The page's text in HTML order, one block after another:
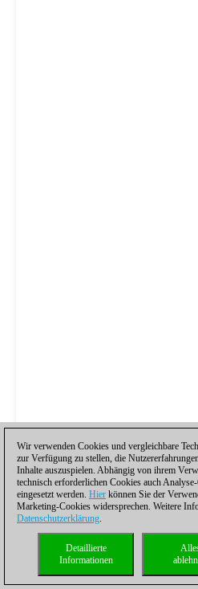
Wir verwenden Cookies und vergleichbare
zur Verfügung zu stellen, die
Inhalte auszuspielen. Abhängig von ihrem
technisch erforderlichen Cookies auch
eingesetzt werden. Hier können Sie der
Marketing-Cookies widersprechen. Weitere
Datenschutzerklärung.
Detaillierte
Informationen